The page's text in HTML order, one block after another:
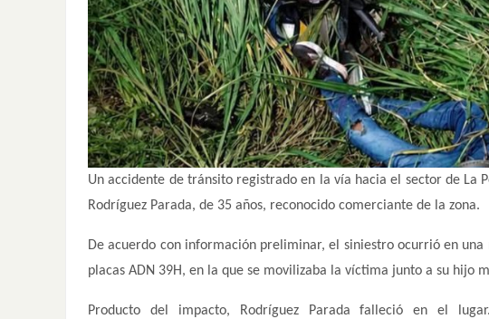
Un accidente de tránsito registrado en la vía hacia el sector de La
Rodríguez Parada, de 35 años, reconocido comerciante de la zona.
De acuerdo con información preliminar, el siniestro ocurrió en
placas ADN 39H, en la que se movilizaba la víctima junto a su hijo
Producto del impacto, Rodríguez Parada falleció en el